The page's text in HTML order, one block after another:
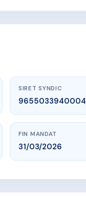
SIRET SYNDIC
FIN MANDAT
31/03/2026